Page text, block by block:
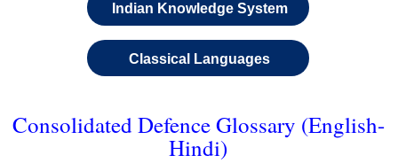
Indian Knowledge System
Classical Languages
Consolidated Defence Glossary (English-
Hindi)